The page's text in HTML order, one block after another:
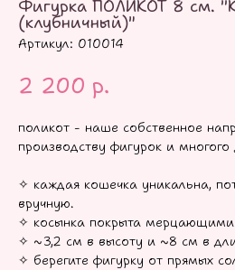
Фигурка ПОЛИКОТ 8 см.
(клубничный)"
Артикул: 010014
2 200 р.
поликот - наше собственное
производству фигурок и многого
✧ каждая кошечка уникальна,
вручную.
✧ косынка покрыта мерцающими
✧ ~3,2 см в высоту и ~8 см в
✧ берегите фигурку от прямых